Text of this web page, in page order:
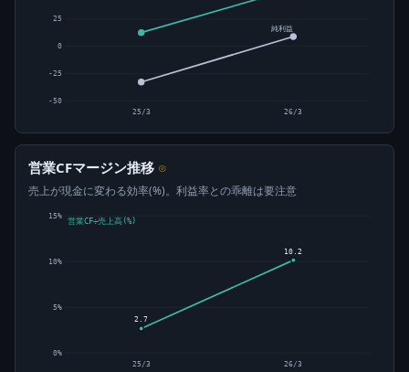
-50
-25
0
25
純利益
25/3 26/3
営業CFマージン推移 ⊙
売上が現金に変わる効率(%)。利益率との乖離は要注意
0%
5%
10%
15%
2.7
25/3
10.2
26/3
営業CF÷売上高(%)